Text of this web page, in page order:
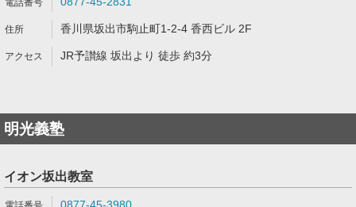
香川県坂出市駒止町1-2-4 香西ビル 2F
JR予讃線 坂出より 徒歩 約3分
明光義塾
イオン坂出教室